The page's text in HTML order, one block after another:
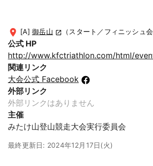
[A] 御岳山 （スタート／フィニッシュ会
公式 HP
http://www.kfctriathlon.com/html/
関連リンク
大会公式 Facebook
外部リンク
外部リンクはありません
主催
みたけ山登山競走大会実行委員会
最終更新日: 2024年12月17日(火)